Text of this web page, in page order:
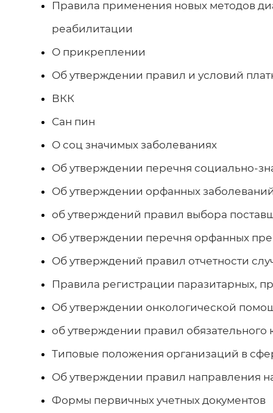
Послание Президента
Годовой план государственных закупок товаров,
Объявление
Приказы
Указ президента РК
О внедрении обязательного социального
медицинского страхования
Платные услуги
Школы здоровья
Расписание врачей
Информационные материалы
Информационные материалы
Правила применения новых методов
реабилитации
О прикреплении
Об утверждении правил и условий
ВКК
Сан пин
О соц значимых заболеваниях
Об утверждении перечня социально-
Об утверждении орфанных
об утверждений правил выбора
Об утверждении перечня орфанных
Об утверждений правил отчетности
Правила регистрации паразитарных,
Об утверждении онкологической
об утверждении правил
Типовые положения организаций в
Об утверждении правил направления
Формы первичных учетных документов